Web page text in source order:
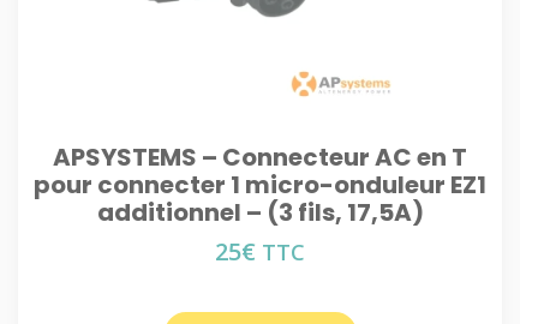
APSYSTEMS – Connecteur AC en T
pour connecter 1 micro-onduleur EZ1
additionnel – (3 fils, 17,5A)
25€ TTC